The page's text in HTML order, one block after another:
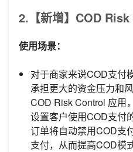
2.【新增】COD
使用场景：
对于商家来说COD支付
承担更大的资金压力和
COD Risk Control 应用
设置客户使用COD支付
订单将自动禁用COD支
支付，从而提高COD模